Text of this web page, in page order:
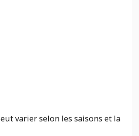
varier selon les saisons et la